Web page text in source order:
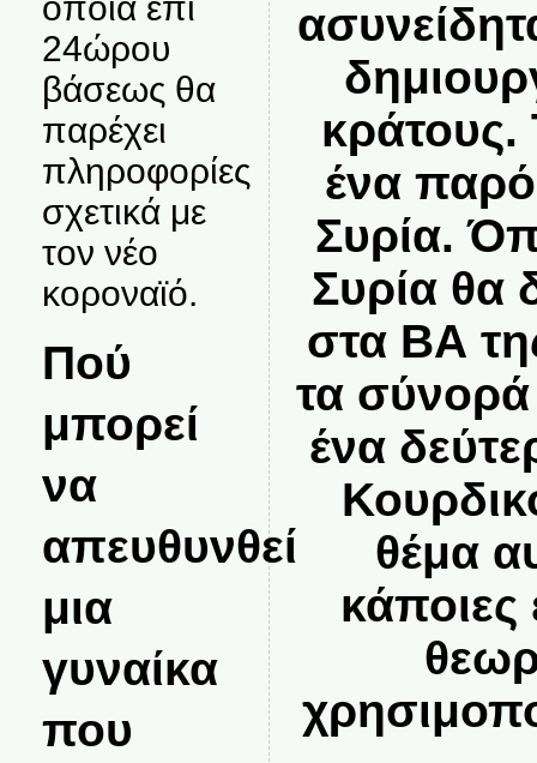
24ώρου
βάσεως θα
παρέχει
πληροφορίες
σχετικά με
τον νέο
κοροναϊό.
Πού
μπορεί
να
απευθυνθεί
μια
γυναίκα
που
κράτους.
ένα
Συρία.
Συρία θα
στα ΒΑ
τα σύνορά
ένα
θέμα
κάποιες